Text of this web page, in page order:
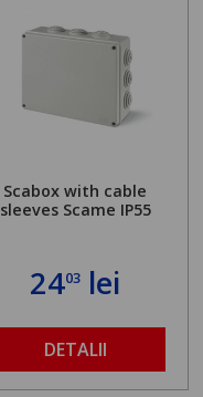
Scabox with cable
sleeves Scame IP55
2403 lei
DETALII